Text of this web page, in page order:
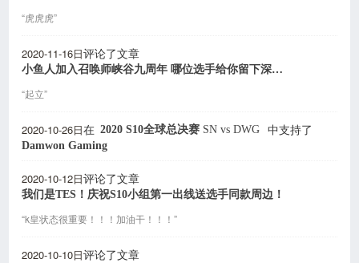
“虎虎虎”
2020-11-16日评论了文章
小鱼人加入召唤师峡谷九周年 哪位选手给你留下深刻印象？
“起立”
2020-10-26日在 2020 S10全球总决赛 SN vs DWG
中支持了
Damwon Gaming
2020-10-12日评论了文章
我们是TES！庆祝S10小组第一出线送选手同款周边！
“k皇状态很重要！！！加油干！！！”
2020-10-10日评论了文章